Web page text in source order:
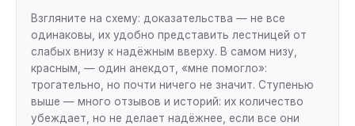
Взгляните на схему: доказательства — не все
одинаковы, их удобно представить лестницей от
слабых внизу к надёжным вверху. В самом низу,
красным, — один анекдот, «мне помогло»:
трогательно, но почти ничего не значит. Ступенью
выше — много отзывов и историй: их количество
убеждает, но не делает надёжнее, если все они